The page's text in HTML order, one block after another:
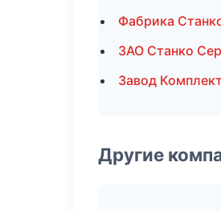
Фабрика
ЗАО Станко
Завод
Другие